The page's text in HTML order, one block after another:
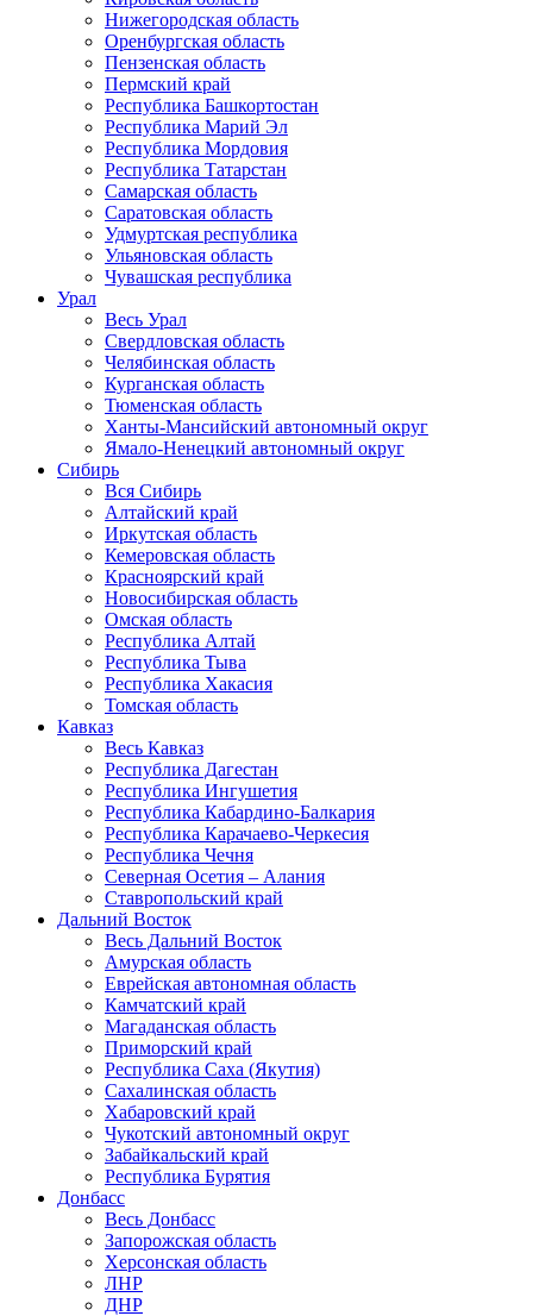
Нижегородская область
Оренбургская область
Пензенская область
Пермский край
Республика Башкортостан
Республика Марий Эл
Республика Мордовия
Республика Татарстан
Самарская область
Саратовская область
Удмуртская республика
Ульяновская область
Чувашская республика
Урал
Весь Урал
Свердловская область
Челябинская область
Курганская область
Тюменская область
Ханты-Мансийский автономный округ
Ямало-Ненецкий автономный округ
Сибирь
Вся Сибирь
Алтайский край
Иркутская область
Кемеровская область
Красноярский край
Новосибирская область
Омская область
Республика Алтай
Республика Тыва
Республика Хакасия
Томская область
Кавказ
Весь Кавказ
Республика Дагестан
Республика Ингушетия
Республика Кабардино-Балкария
Республика Карачаево-Черкесия
Республика Чечня
Северная Осетия – Алания
Ставропольский край
Дальний Восток
Весь Дальний Восток
Амурская область
Еврейская автономная область
Камчатский край
Магаданская область
Приморский край
Республика Саха (Якутия)
Сахалинская область
Хабаровский край
Чукотский автономный округ
Забайкальский край
Республика Бурятия
Донбасс
Весь Донбасс
Запорожская область
Херсонская область
ЛНР
ДНР